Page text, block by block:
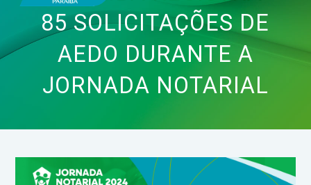
85 SOLICITAÇÕES DE
AEDO DURANTE A
JORNADA NOTARIAL